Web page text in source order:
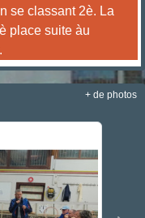
se classant 2è. La
place suite àu
+ de photos